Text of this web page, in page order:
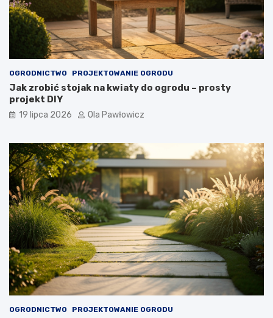
OGRODNICTWO PROJEKTOWANIE OGRODU
Jak zrobić stojak na kwiaty do ogrodu – prosty
projekt DIY
19 lipca 2026 Ola Pawłowicz
OGRODNICTWO PROJEKTOWANIE OGRODU